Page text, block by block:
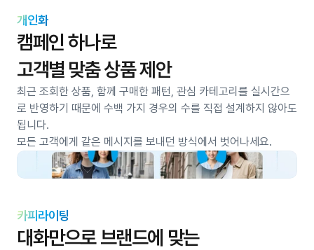
개인화
캠페인 하나로
고객별 맞춤 상품 제안
최근 조회한 상품, 함께 구매한 패턴, 관심 카테고리를 실시간으
로 반영하기 때문에 수백 가지 경우의 수를 직접 설계하지 않아도
됩니다.
모든 고객에게 같은 메시지를 보내던 방식에서 벗어나세요.
카피라이팅
대화만으로 브랜드에 맞는